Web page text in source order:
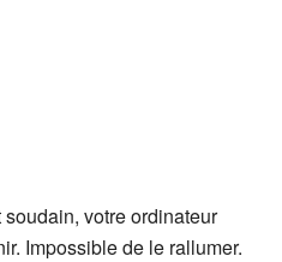
votre ordinateur
Impossible de le rallumer.